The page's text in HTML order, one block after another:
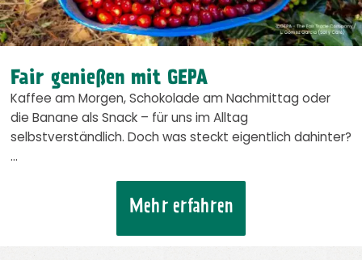
Fair genießen mit GEPA
Kaffee am Morgen, Schokolade am Nachmittag oder
die Banane als Snack – für uns im Alltag
selbstverständlich. Doch was steckt eigentlich dahinter?
…
Mehr erfahren